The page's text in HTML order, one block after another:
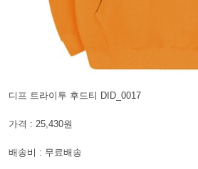
디프 트라이투 후드티 DID_0017
가격 : 25,430원
배송비 : 무료배송